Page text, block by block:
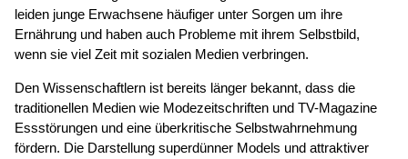
leiden junge Erwachsene häufiger unter Sorgen um ihre
Ernährung und haben auch Probleme mit ihrem Selbstbild,
wenn sie viel Zeit mit sozialen Medien verbringen.
Den Wissenschaftlern ist bereits länger bekannt, dass die
traditionellen Medien wie Modezeitschriften und TV-Magazine
Essstörungen und eine überkritische Selbstwahrnehmung
fördern. Die Darstellung superdünner Models und attraktiver